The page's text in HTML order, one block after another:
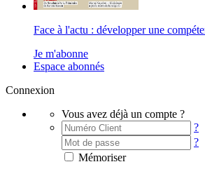
Face à l'actu : développer une
Je m'abonne
Espace abonnés
Connexion
Vous avez déjà un compte ?
?
?
Mémoriser